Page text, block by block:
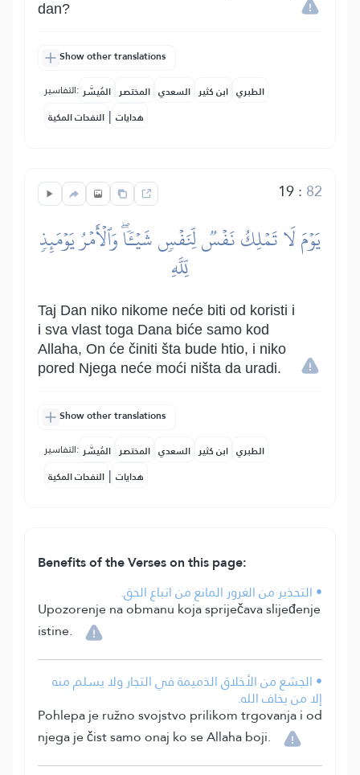
dan?
Show other translations
التفاسير: المُيسَّر المختصر السعدي ابن كثير الطبري
النفحات المكية | هدايات
19: 82
يَوۡمَ لَا تَمۡلِكُ نَفۡسٞ لِّنَفۡسٖ شَيۡـٔٗاۖ وَٱلۡأَمۡرُ يَوۡمَئِذٖ
لِّلَّهِ
Taj Dan niko nikome neće biti od koristi i
i sva vlast toga Dana biće samo kod
Allaha, On će činiti šta bude htio, i niko
pored Njega neće moći ništa da uradi.
Show other translations
التفاسير: المُيسَّر المختصر السعدي ابن كثير الطبري
النفحات المكية | هدايات
Benefits of the Verses on this page:
• التحذير من الغرور المانع من اتباع الحق.
Upozorenje na obmanu koja spriječava slijeđenje
istine.
• الجشع من الأخلاق الذميمة في التجار ولا يسلم منه
إلا من يخاف الله.
Pohlepa je ružno svojstvo prilikom trgovanja i od
njega je čist samo onaj ko se Allaha boji.